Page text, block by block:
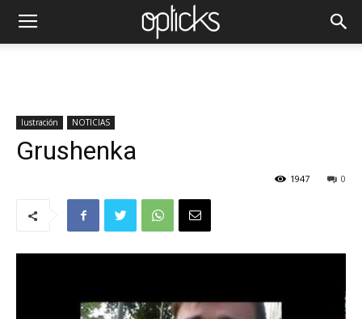
Iustración NOTICIAS
Grushenka
0
1947